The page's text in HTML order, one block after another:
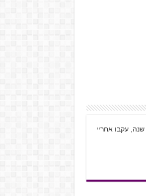
שמי קובי רוזנטל, בן 28 מתל אביב, גיימר חובב קומיקס וסרטים כבר 20 שנה, עקבו אחריי